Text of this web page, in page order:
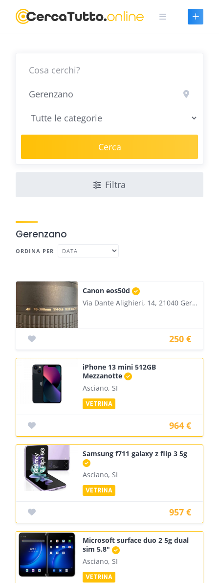
Cerca
Filtra
Gerenzano
ORDINA PER
Canon eos50d
Via Dante Alighieri, 14, 21040 Gerenzano VA, Italia
250 €
iPhone 13 mini 512GB
Mezzanotte
Asciano, SI
964 €
Samsung f711 galaxy z flip 3 5g
Asciano, SI
957 €
Microsoft surface duo 2 5g dual
sim 5.8"
Asciano, SI